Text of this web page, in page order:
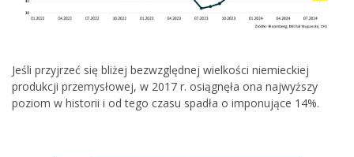
Jeśli przyjrzeć się bliżej bezwzględnej wielkości niemieckiej
produkcji przemysłowej, w 2017 r. osiągnęła ona najwyższy
poziom w historii i od tego czasu spadła o imponujące 14%.